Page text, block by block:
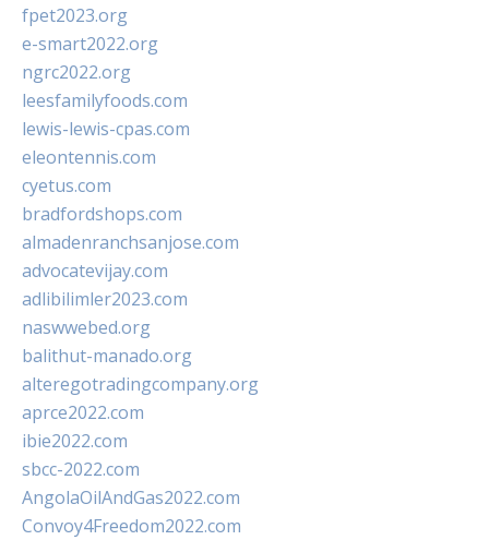
fpet2023.org
e-smart2022.org
ngrc2022.org
leesfamilyfoods.com
lewis-lewis-cpas.com
eleontennis.com
cyetus.com
bradfordshops.com
almadenranchsanjose.com
advocatevijay.com
adlibilimler2023.com
naswwebed.org
balithut-manado.org
alteregotradingcompany.org
aprce2022.com
ibie2022.com
sbcc-2022.com
AngolaOilAndGas2022.com
Convoy4Freedom2022.com